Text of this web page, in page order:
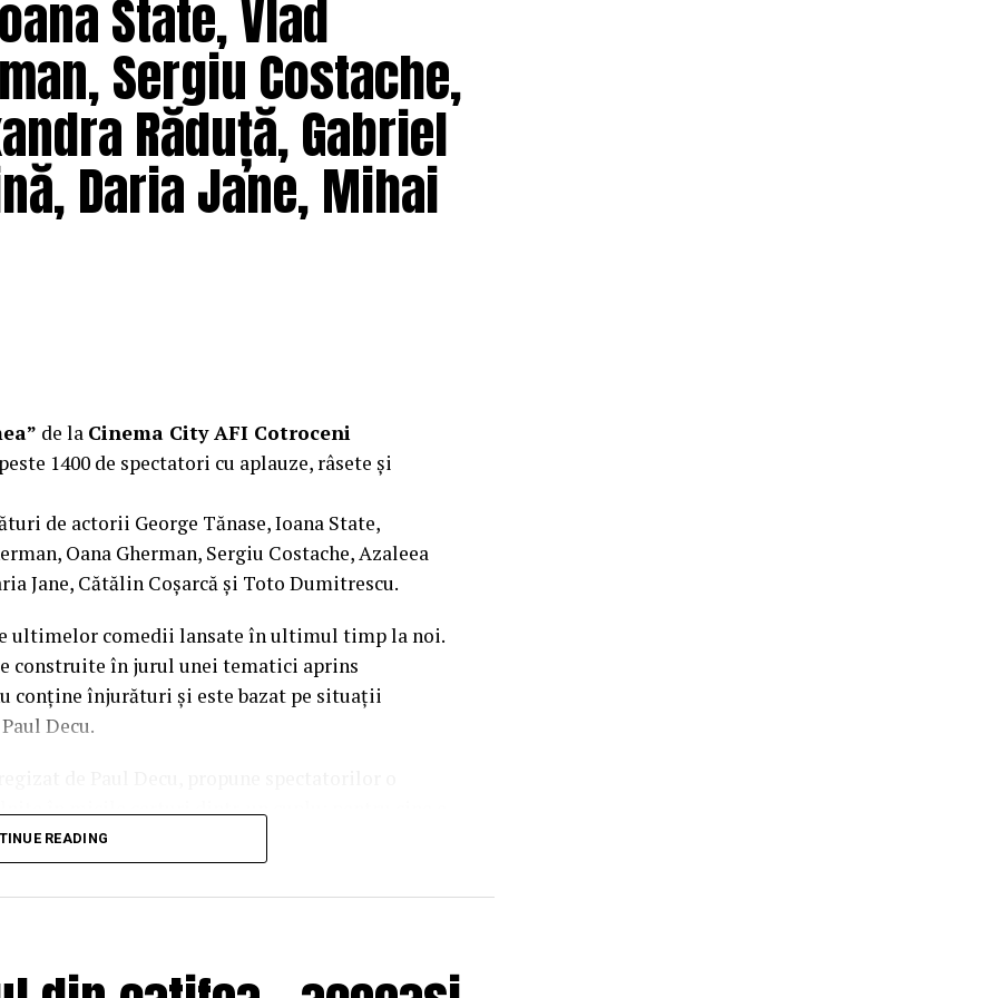
de profesioniști din care fac parte
Anca Miron (scenografie), Francisca
mea”are premiera națională pe 10
din film și declarații din partea actorilor
filmului de
Producător executiv: Adela Mara.
BEST CORPORATION WEB DESIGN, CLIMA
SCULPT & SPA; PIZZERIA VOLARE;
THE COFFEE HOUSE; CLAUMAR
ȘI MEDICINĂ VETERINARĂ
GALLERY; CREATIVE AVOCADOS;
tribefilms.ro/
State, Vlad
Sergiu Costache,
Răduță, Gabriel
Daria Jane, Mihai
de la Cinema City AFI Cotroceni
1400 de spectatori cu aplauze, râsete și
de actorii George Tănase, Ioana State,
Oana Gherman, Sergiu Costache, Azaleea
Jane, Cătălin Coșarcă și Toto Dumitrescu.
ultimelor comedii lansate în ultimul timp la noi.
construite în jurul unei tematici aprins
conține înjurături și este bazat pe situații
Decu.
în micile certuri dintr-un cuplu: pentru cine e
care patru cupluri de prieteni o duc la bun
personajele ajung să câștige o altă viziune
orgoliile și preconcepțiile, pentru a
READING